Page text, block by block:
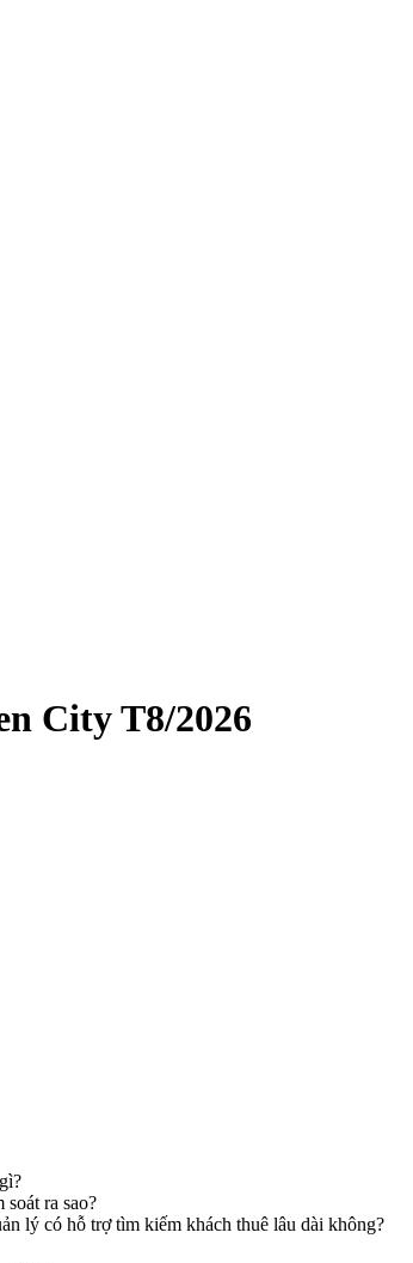
City T8/2026
ra sao?
lý có hỗ trợ tìm kiếm khách thuê lâu dài không?